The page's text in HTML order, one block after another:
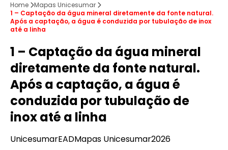
Home
Mapas Unicesumar
1 – Captação da água mineral diretamente da fonte natural.
Após a captação, a água é conduzida por tubulação de inox
até a linha
1 – Captação da água mineral
diretamente da fonte natural.
Após a captação, a água é
conduzida por tubulação de
inox até a linha
UnicesumarEADMapas Unicesumar2026